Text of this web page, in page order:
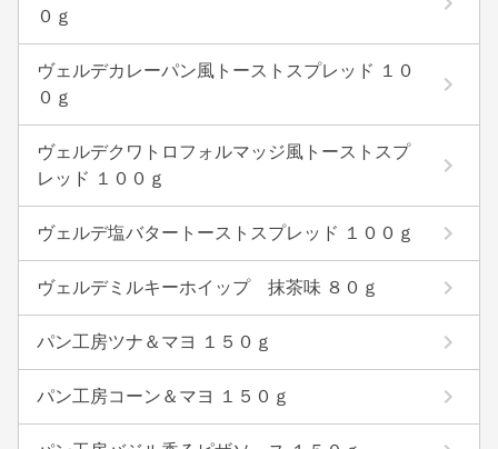
０ｇ
ヴェルデカレーパン風トーストスプレッド １０
０ｇ
ヴェルデクワトロフォルマッジ風トーストスプ
レッド １００ｇ
ヴェルデ塩バタートーストスプレッド １００ｇ
ヴェルデミルキーホイップ 抹茶味 ８０ｇ
パン工房ツナ＆マヨ １５０ｇ
パン工房コーン＆マヨ １５０ｇ